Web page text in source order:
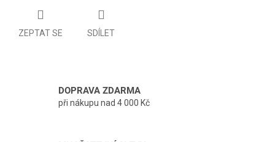
ZEPTAT SE SDÍLET
DOPRAVA ZDARMA
při nákupu nad 4 000 Kč